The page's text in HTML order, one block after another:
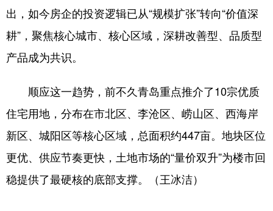
出，如今房企的投资逻辑已从“规模扩张”转向“价值深
耕”，聚焦核心城市、核心区域，深耕改善型、品质型
产品成为共识。
顺应这一趋势，前不久青岛重点推介了10宗优质
住宅用地，分布在市北区、李沧区、崂山区、西海岸
新区、城阳区等核心区域，总面积约447亩。地块区位
更优、供应节奏更快，土地市场的“量价双升”为楼市回
稳提供了最硬核的底部支撑。（王冰洁）